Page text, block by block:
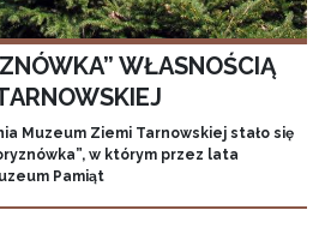
WŁASNOŚCIĄ
Muzeum Ziemi Tarnowskiej stało się
w którym przez lata
Pamiąt